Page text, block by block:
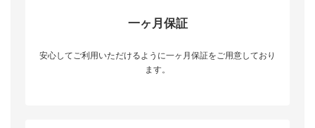
一ヶ月保証
安心してご利用いただけるように一ヶ月保証をご用意しており
ます。